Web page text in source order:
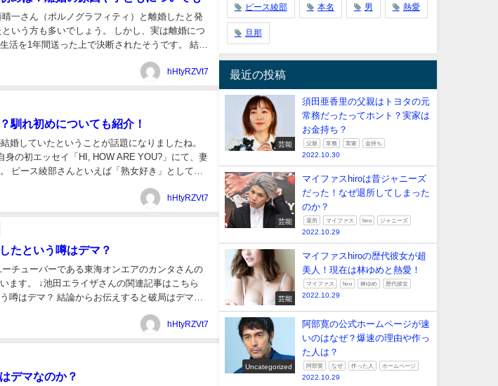
一さん（ポルノグラフィティ）と離婚したと発
いう方も多いでしょう。 しかし、実は離婚につ
活を1年間送った上で決断されたそうです。 結婚
hHtyRZVt7
馴れ初めについても紹介！
婚していたということが話題になりましたね。
の初エッセイ「HI, HOW ARE YOU?」にて、妻
ピース綾部さんといえば「熟女好き」としても
hHtyRZVt7
たという噂はデマ？
チューバーである東海オンエアのカンタさんの
ます。 ↓池田エライザさんの関連記事はこちら
噂はデマ？ 結論からお伝えすると破局はデマの
hHtyRZVt7
デマなのか？
ピース綾部 本名 男 熱愛
旦那
最近の投稿
芸能
須田亜香里の父親はトヨタの元
常務だったってホント？実家は
お金持ち？
父親 常務 実家 金持ち
2022.10.30
芸能
マイファスhiroは昔ジャニーズ
だった！なぜ退所してしまった
のか？
退所 マイファス hiro ジャニーズ
2022.10.29
芸能
マイファスhiroの歴代彼女が超
美人！現在は林ゆめと熱愛！
マイファス hiro 林ゆめ 歴代彼女
2022.10.29
Uncategorized
阿部寛の公式ホームページが速
いのはなぜ？爆速の理由や作っ
た人は？
阿部寛 なぜ 作った人 ホームページ
2022.10.29